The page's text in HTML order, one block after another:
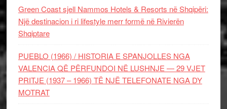
Green Coast sjell Nammos Hotels & Resorts në Shqipëri:
Një destinacion i ri lifestyle merr formë në Rivierën
Shqiptare
PUEBLO (1966) / HISTORIA E SPANJOLLES NGA
VALENCIA QË PËRFUNDOI NË LUSHNJE — 29 VJET
PRITJE (1937 – 1966) TË NJË TELEFONATE NGA DY
MOTRAT